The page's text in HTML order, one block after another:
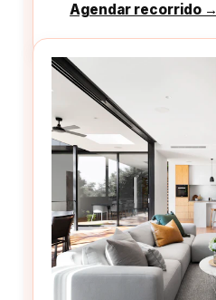
Agendar recorrido →